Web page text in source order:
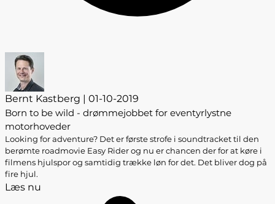
Bernt Kastberg | 01-10-2019
Born to be wild - drømmejobbet for eventyrlystne
motorhoveder
Looking for adventure? Det er første strofe i soundtracket til den
berømte roadmovie Easy Rider og nu er chancen der for at køre i
filmens hjulspor og samtidig trække løn for det. Det bliver dog på
fire hjul.
Læs nu